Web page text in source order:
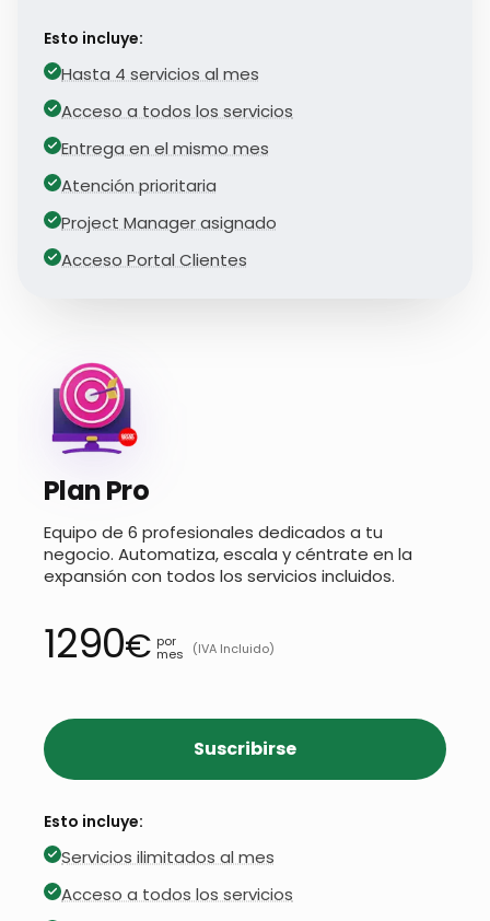
Esto incluye:
Hasta 4 servicios al mes
Acceso a todos los servicios
Entrega en el mismo mes
Atención prioritaria
Project Manager asignado
Acceso Portal Clientes
Plan Pro
Equipo de 6 profesionales dedicados a tu
negocio. Automatiza, escala y céntrate en la
expansión con todos los servicios incluidos.
1290€ por
mes (IVA Incluido)
Suscribirse
Esto incluye:
Servicios ilimitados al mes
Acceso a todos los servicios